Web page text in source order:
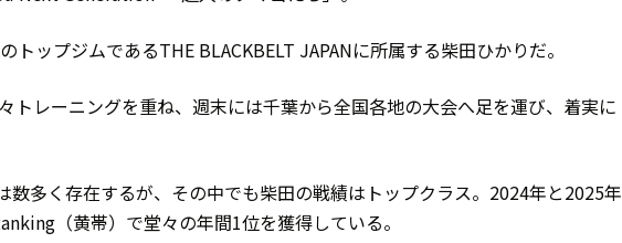
トップジムであるTHE BLACKBELT JAPANに所属する柴田ひかりだ。
トレーニングを重ね、週末には千葉から全国各地の大会へ足を運び、着実に
数多く存在するが、その中でも柴田の戦績はトップクラス。2024年と2025年
（黄帯）で堂々の年間1位を獲得している。